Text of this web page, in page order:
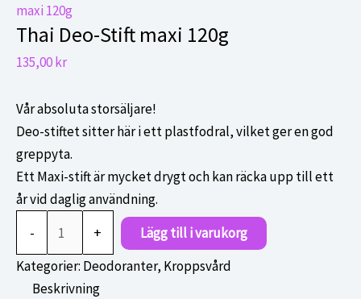
maxi 120g
Thai Deo-Stift maxi 120g
135,00kr
Vår absoluta storsäljare!
Deo-stiftet sitter här i ett plastfodral, vilket ger en god
greppyta.
Ett Maxi-stift är mycket drygt och kan räcka upp till ett
år vid daglig användning.
-
Stift
maxi
+
Lägg till i varukorg
Kategorier: Deodoranter, Kroppsvård
Beskrivning